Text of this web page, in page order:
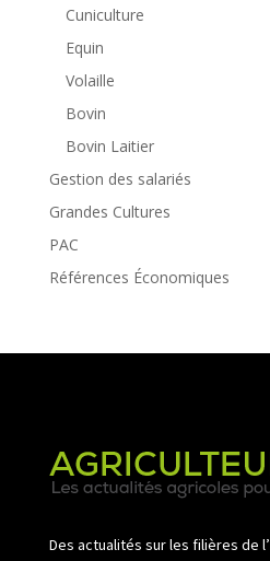
Cuniculture
Equin
Volaille
Bovin
Bovin Laitier
Gestion des salariés
Grandes Cultures
PAC
Références Économiques
Des actualités sur les filières de l’